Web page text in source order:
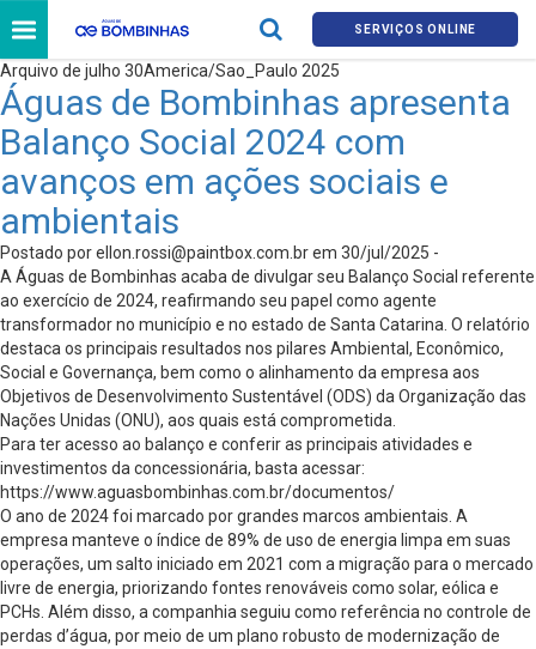
SERVIÇOS ONLINE
Arquivo de julho 30America/Sao_Paulo 2025
Águas de Bombinhas apresenta
Balanço Social 2024 com
avanços em ações sociais e
ambientais
Postado porellon.rossi@paintbox.com.brem 30/jul/2025 -
A Águas de Bombinhas acaba de divulgar seu Balanço Social referente
ao exercício de 2024, reafirmando seu papel como agente
transformador no município e no estado de Santa Catarina. O relatório
destaca os principais resultados nos pilares Ambiental, Econômico,
Social e Governança, bem como o alinhamento da empresa aos
Objetivos de Desenvolvimento Sustentável (ODS) da Organização das
Nações Unidas (ONU), aos quais está comprometida.
Para ter acesso ao balanço e conferir as principais atividades e
investimentos da concessionária, basta acessar:
https://www.aguasbombinhas.com.br/documentos/
O ano de 2024 foi marcado por grandes marcos ambientais. A
empresa manteve o índice de 89% de uso de energia limpa em suas
operações, um salto iniciado em 2021 com a migração para o mercado
livre de energia, priorizando fontes renováveis como solar, eólica e
PCHs. Além disso, a companhia seguiu como referência no controle de
perdas d’água, por meio de um plano robusto de modernização de